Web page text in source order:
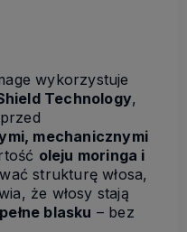
wykorzystuje
Technology,
mechanicznymi
oleju moringa i
strukturę włosa,
że włosy stają
blasku – bez